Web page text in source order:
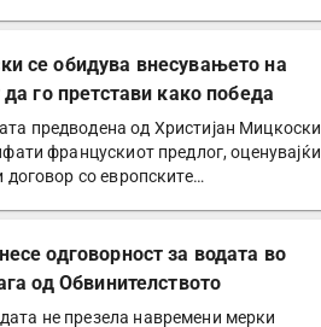
се обидува внесувањето на
да го претстави како победа
предводена од Христијан Мицкоски
францускиот предлог, оценувајќи
договор со европските…
одговорност за водата во
од Обвинителството
не презела навремени мерки